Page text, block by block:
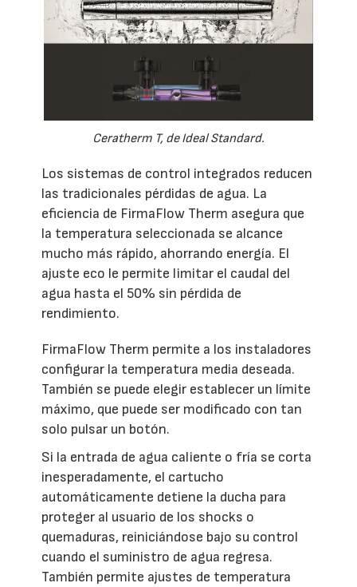
Ceratherm T, de Ideal Standard.
Los sistemas de control integrados reducen
las tradicionales pérdidas de agua. La
eficiencia de FirmaFlow Therm asegura que
la temperatura seleccionada se alcance
mucho más rápido, ahorrando energía. El
ajuste eco le permite limitar el caudal del
agua hasta el 50% sin pérdida de
rendimiento.
FirmaFlow Therm permite a los instaladores
configurar la temperatura media deseada.
También se puede elegir establecer un límite
máximo, que puede ser modificado con tan
solo pulsar un botón.
Si la entrada de agua caliente o fría se corta
inesperadamente, el cartucho
automáticamente detiene la ducha para
proteger al usuario de los shocks o
quemaduras, reiniciándose bajo su control
cuando el suministro de agua regresa.
También permite ajustes de temperatura